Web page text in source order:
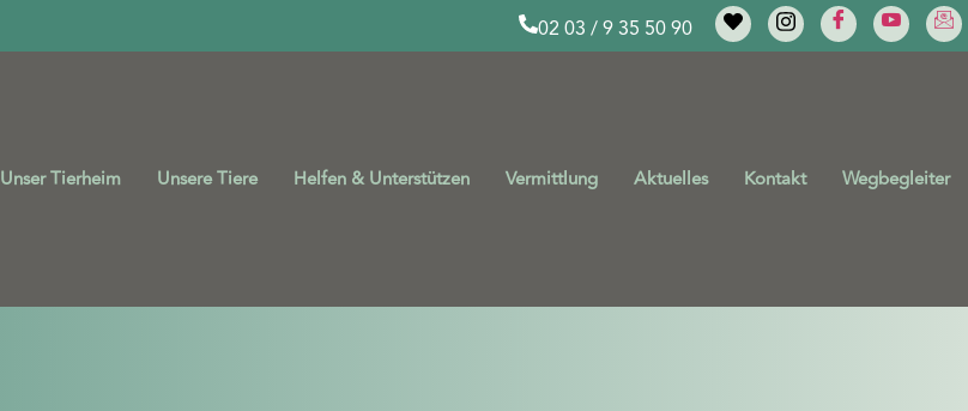
02 03 / 9 35 50 90
Unser Tierheim Unsere Tiere Helfen & Unterstützen Vermittlung Aktuelles Kontakt Wegbegleiter